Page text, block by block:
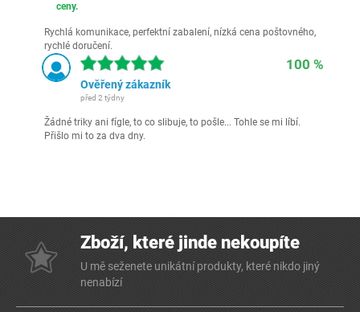
ceny.
Rychlá komunikace, perfektní zabalení, nízká cena poštovného,
rychlé doručení.
100 %
Ověřený zákazník
před 2 týdny
Žádné triky ani fígle, to co slibuje, to pošle... Tohle se mi líbí.
Přišlo mi to za dva dny.
Zboží, které jinde nekoupíte
U mě seženete unikátní produkty, které nikdo jiný
nenabízí